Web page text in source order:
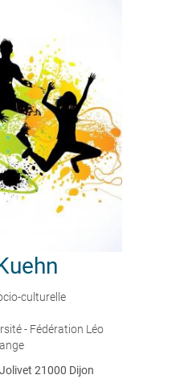
culturelle
- Fédération Léo
21000 Dijon